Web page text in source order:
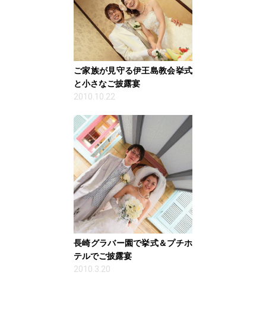
ご家族が見守る伊王島教会挙式
と小さなご披露宴
2010.10.22
長崎グラバー園で挙式＆プチホ
テルでご披露宴
2010.3.20